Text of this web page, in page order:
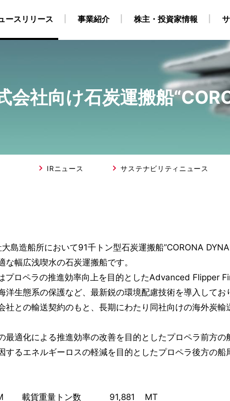
会社向け石炭運搬船
IRニュース サステナビリティニュース
島造船所において91千トン型石炭運搬船”CORONA
な幅広浅喫水の石炭運搬船です。
プロペラの推進効率向上を目的としたAdvanced Flipper
洋生態系の保護など、最新鋭の環境配慮技術を導入してお
との輸送契約のもと、長期にわたり同社向けの海外炭輸
最適化による推進効率の改善を目的としたプロペラ前方の
するエネルギーロスの軽減を目的としたプロペラ後方の船
貨重量トン数 91,881 MT
ースリリース
車船事業 LNG船事業 CCS事業 原油・LPG事業
事業紹介
財務・業績データ 株式・株主情報 IRカレンダー 個
株主・投資家情報
グループのサステナビリティ経営 外部からの評価 環境
会社概要 所在地 グループ会社・海外拠点 役員構
（船員教育機関学生・自社養成コース） 海上職 キャリ